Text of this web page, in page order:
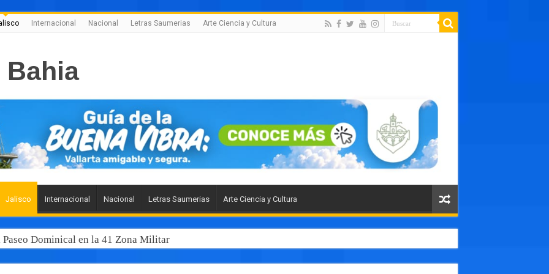
Internacional Nacional Letras Saumerias Arte Ciencia y Cultura
Jalisco Internacional Nacional Letras Saumerias Arte Ciencia y Cultura
Dominical en la 41 Zona Militar
junto al gobernador Pablo Lemus, la modernización del transporte público como un paso histórico para Puerto Vallarta